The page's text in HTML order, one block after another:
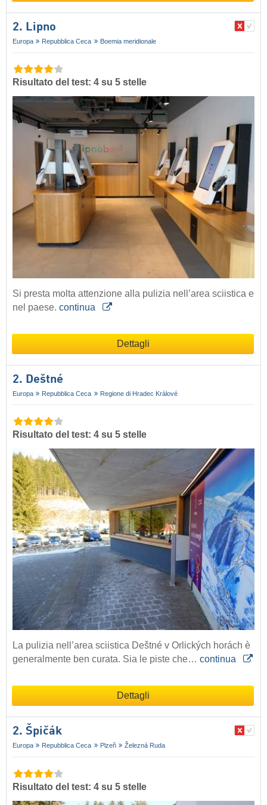
2. Lipno
Europa Repubblica Ceca Boemia meridionale
Risultato del test: 4 su 5 stelle
Si presta molta attenzione alla pulizia nell’area sciistica e
nel paese. continua
Dettagli
2. Deštné
Europa Repubblica Ceca Regione di Hradec Králové
Risultato del test: 4 su 5 stelle
La pulizia nell’area sciistica Deštné v Orlických horách è
generalmente ben curata. Sia le piste che… continua
Dettagli
2. Špičák
Europa Repubblica Ceca Plzeň Železná Ruda
Risultato del test: 4 su 5 stelle